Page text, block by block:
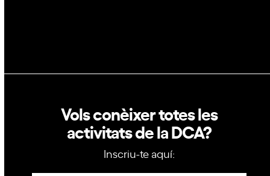
Vols conèixer totes les
activitats de la DCA?
Inscriu-te aquí: